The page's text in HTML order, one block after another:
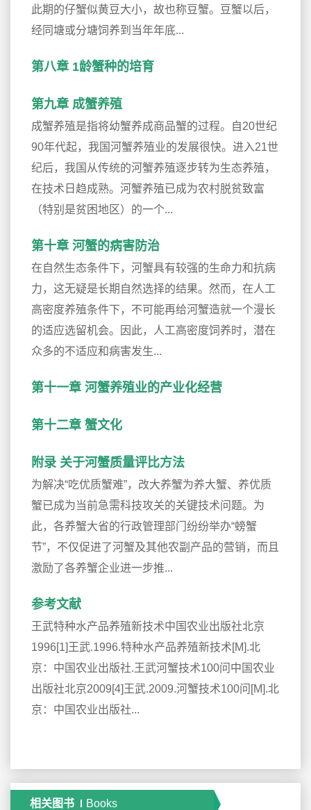
此期的仔蟹似黄豆大小，故也称豆蟹。豆蟹以后，
经同塘或分塘饲养到当年年底...
第八章 1龄蟹种的培育
第九章 成蟹养殖
成蟹养殖是指将幼蟹养成商品蟹的过程。自20世纪
90年代起，我国河蟹养殖业的发展很快。进入21世
纪后，我国从传统的河蟹养殖逐步转为生态养殖，
在技术日趋成熟。河蟹养殖已成为农村脱贫致富
（特别是贫困地区）的一个...
第十章 河蟹的病害防治
在自然生态条件下，河蟹具有较强的生命力和抗病
力，这无疑是长期自然选择的结果。然而，在人工
高密度养殖条件下，不可能再给河蟹造就一个漫长
的适应选留机会。因此，人工高密度饲养时，潜在
众多的不适应和病害发生...
第十一章 河蟹养殖业的产业化经营
第十二章 蟹文化
附录 关于河蟹质量评比方法
为解决“吃优质蟹难”，改大养蟹为养大蟹、养优质
蟹已成为当前急需科技攻关的关键技术问题。为
此，各养蟹大省的行政管理部门纷纷举办“螃蟹
节”，不仅促进了河蟹及其他农副产品的营销，而且
激励了各养蟹企业进一步推...
参考文献
王武特种水产品养殖新技术中国农业出版社北京
1996[1]王武.1996.特种水产品养殖新技术[M].北
京：中国农业出版社.王武河蟹技术100问中国农业
出版社北京2009[4]王武.2009.河蟹技术100问[M].北
京：中国农业出版社...
相关图书 Books